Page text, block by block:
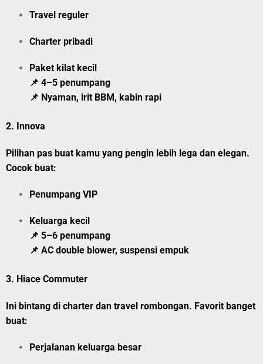
Travel reguler
Charter pribadi
Paket kilat kecil
📌 4–5 penumpang
📌 Nyaman, irit BBM, kabin rapi
2. Innova
Pilihan pas buat kamu yang pengin lebih lega dan elegan.
Cocok buat:
Penumpang VIP
Keluarga kecil
📌 5–6 penumpang
📌 AC double blower, suspensi empuk
3. Hiace Commuter
Ini bintang di charter dan travel rombongan. Favorit banget
buat:
Perjalanan keluarga besar